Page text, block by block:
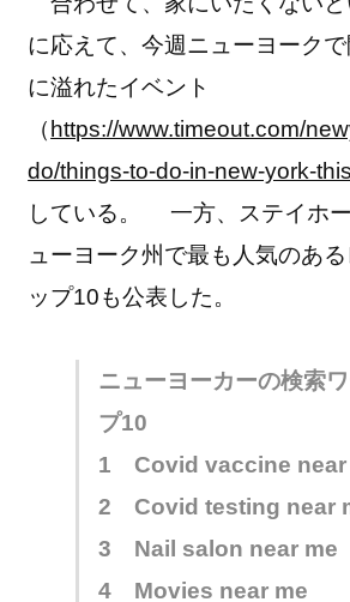
に応えて、今週ニューヨーク
に溢れたイベント
（https://www.timeout.com/
do/things-to-do-in-new-york-
している。 一方、ステイホ
ューヨーク州で最も人気のあ
ップ10も公表した。
ニューヨーカーの検索
プ10
1 Covid vaccine near
2 Covid testing near
3 Nail salon near me
4 Movies near me